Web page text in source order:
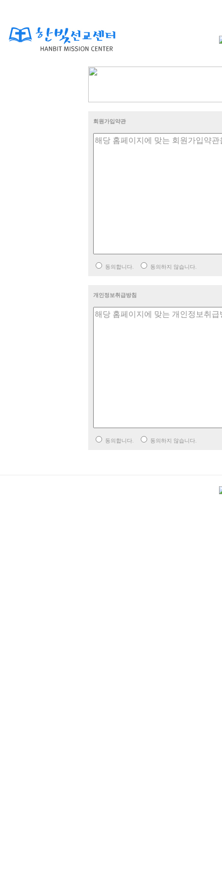
회원가입약관
동의합니다. 동의하지 않습니다.
개인정보취급방침
동의합니다. 동의하지 않습니다.